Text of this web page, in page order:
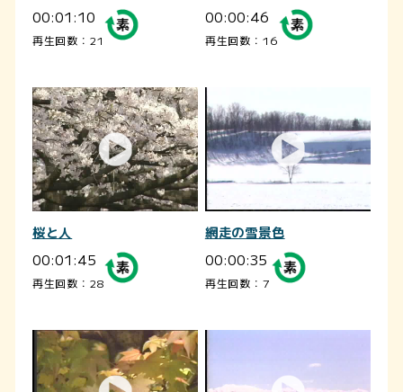
00:01:10
再生回数：21
00:00:46
再生回数：16
桜と人
00:01:45
再生回数：28
網走の雪景色
00:00:35
再生回数：7